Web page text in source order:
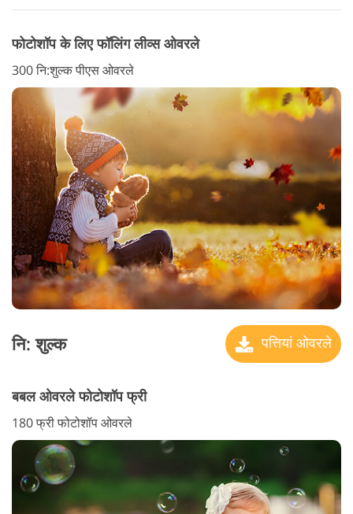
फोटोशॉप के लिए फॉलिंग लीव्स ओवरले
300 नि:शुल्क पीएस ओवरले
नि: शुल्क पत्तियां ओवरले
बबल ओवरले फोटोशॉप फ्री
180 फ्री फोटोशॉप ओवरले